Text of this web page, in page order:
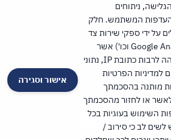
חודשיים ישירות למייל?
לניוזלטר של הלשכה
למדיניות הפרטיותבאתר.
להרשמה
אישור וסגירה
ניתוחים
המשתמש. חלק
על ידי ספקי שירות צד
שלישי (Google Analytics, Meta Pixel וכו') אשר
עשויים לעבד מידע שאינו מזהה לרבות כתובת IP, נתוני
למדיניות הפרטיות
מותנה בהסכמתך
או לחזור מהסכמתך
השימוש בעוגיות בכל
לב כי סירוב /